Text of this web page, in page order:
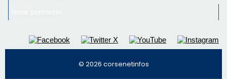
© 2026 corsenetinfos